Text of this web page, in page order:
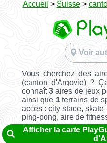
Accueil > Suisse>
Voir
Vous cherchez des
(canton d'Argovie) ?
connaît3 aires de jeux
ainsi que 1terrains de
accès : city stade, skate
ping-pong, aire de
Afficher la carte